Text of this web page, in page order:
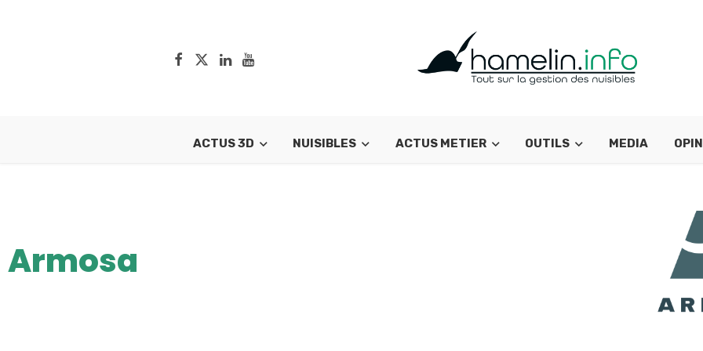
ACTUS 3D NUISIBLES ACTUS METIER OUTILS MEDIA
Armosa